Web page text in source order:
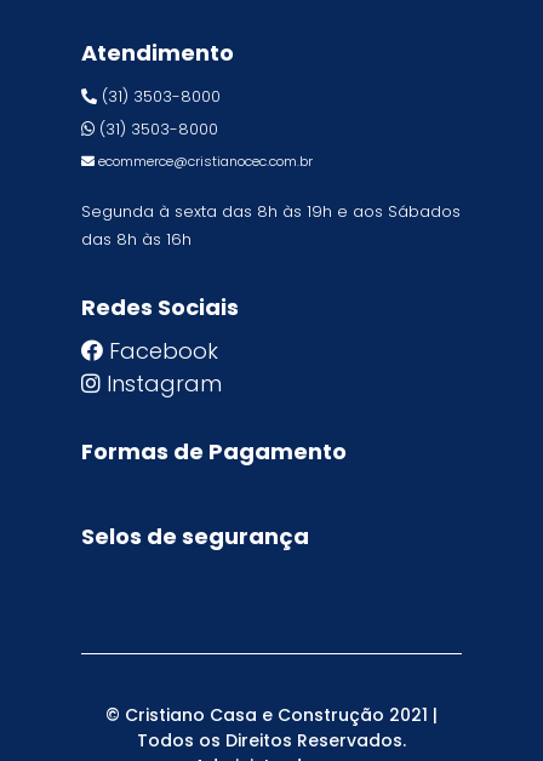
Atendimento
(31) 3503-8000
(31) 3503-8000
ecommerce@cristianocec.com.br
Segunda à sexta das 8h às 19h e aos Sábados
das 8h às 16h
Redes Sociais
Facebook
Instagram
Formas de Pagamento
Selos de segurança
© Cristiano Casa e Construção 2021 |
Todos os Direitos Reservados.